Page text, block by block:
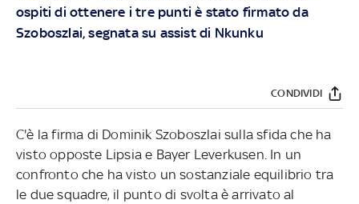
ospiti di ottenere i tre punti è stato firmato da
Szoboszlai, segnata su assist di Nkunku
CONDIVIDI
C'è la firma di Dominik Szoboszlai sulla sfida che ha
visto opposte Lipsia e Bayer Leverkusen. In un
confronto che ha visto un sostanziale equilibrio tra
le due squadre, il punto di svolta è arrivato al